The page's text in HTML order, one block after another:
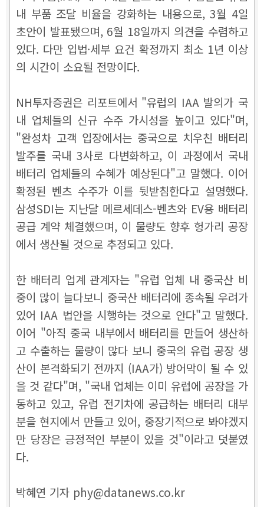
내 부품 조달 비율을 강화하는 내용으로, 3월 4일
초안이 발표됐으며, 6월 18일까지 의견을 수렴하고
있다. 다만 입법·세부 요건 확정까지 최소 1년 이상
의 시간이 소요될 전망이다.
NH투자증권은 리포트에서 "유럽의 IAA 발의가 국
내 업체들의 신규 수주 가시성을 높이고 있다"며,
"완성차 고객 입장에서는 중국으로 치우친 배터리
발주를 국내 3사로 다변화하고, 이 과정에서 국내
배터리 업체들의 수혜가 예상된다"고 말했다. 이어
확정된 벤츠 수주가 이를 뒷받침한다고 설명했다.
삼성SDI는 지난달 메르세데스-벤츠와 EV용 배터리
공급 계약 체결했으며, 이 물량도 향후 헝가리 공장
에서 생산될 것으로 추정되고 있다.
한 배터리 업계 관계자는 "유럽 업체 내 중국산 비
중이 많이 늘다보니 중국산 배터리에 종속될 우려가
있어 IAA 법안을 시행하는 것으로 안다"고 말했다.
이어 "아직 중국 내부에서 배터리를 만들어 생산하
고 수출하는 물량이 많다 보니 중국의 유럽 공장 생
산이 본격화되기 전까지 (IAA가) 방어막이 될 수 있
을 것 같다"며, "국내 업체는 이미 유럽에 공장을 가
동하고 있고, 유럽 전기차에 공급하는 배터리 대부
분을 현지에서 만들고 있어, 중장기적으로 봐야겠지
만 당장은 긍정적인 부분이 있을 것"이라고 덧붙였
다.
박혜연 기자 phy@datanews.co.kr